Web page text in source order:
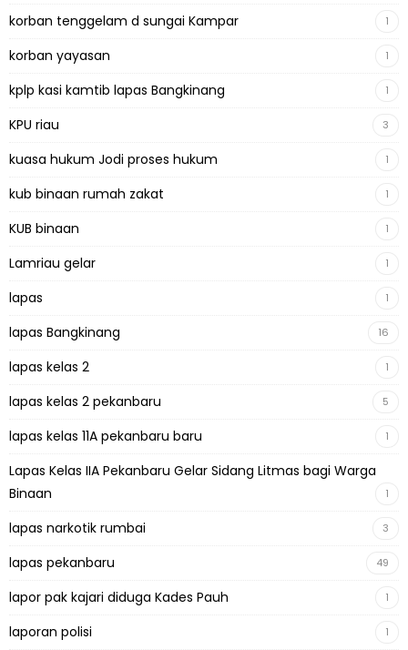
korban tenggelam d sungai Kampar 1
korban yayasan 1
kplp kasi kamtib lapas Bangkinang 1
KPU riau 3
kuasa hukum Jodi proses hukum 1
kub binaan rumah zakat 1
KUB binaan 1
Lamriau gelar 1
lapas 1
lapas Bangkinang 16
lapas kelas 2 1
lapas kelas 2 pekanbaru 5
lapas kelas 11A pekanbaru baru 1
Lapas Kelas IIA Pekanbaru Gelar Sidang Litmas bagi Warga
Binaan
1
lapas narkotik rumbai 3
lapas pekanbaru 49
lapor pak kajari diduga Kades Pauh 1
laporan polisi 1